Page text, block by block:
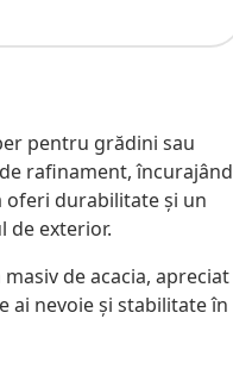
pentru grădini sau
rafinament, încurajând
oferi durabilitate și un
de exterior.
de acacia, apreciat
ai nevoie și stabilitate în